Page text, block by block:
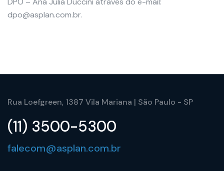
dpo@asplan.com.br.
Rua Loefgreen, 1387 Vila Mariana | São Paulo - SP
(11) 3500-5300
falecom@asplan.com.br